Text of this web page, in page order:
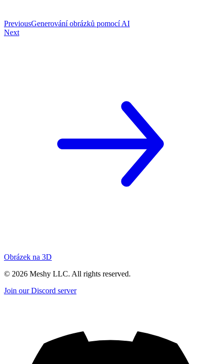
PreviousGenerování obrázků pomocí AI
Next
Obrázek na 3D
© 2026 Meshy LLC. All rights reserved.
Join our Discord server